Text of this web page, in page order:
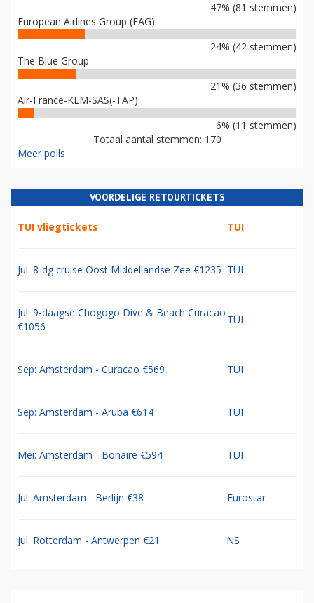
47% (81 stemmen)
European Airlines Group (EAG)
24% (42 stemmen)
The Blue Group
21% (36 stemmen)
Air-France-KLM-SAS(-TAP)
6% (11 stemmen)
Totaal aantal stemmen: 170
Meer polls
VOORDELIGE RETOURTICKETS
TUI vliegtickets TUI
Jul: 8-dg cruise Oost Middellandse Zee €1235 TUI
Jul: 9-daagse Chogogo Dive & Beach Curacao
€1056
TUI
Sep: Amsterdam - Curacao €569 TUI
Sep: Amsterdam - Aruba €614 TUI
Mei: Amsterdam - Bonaire €594 TUI
Jul: Amsterdam - Berlijn €38 Eurostar
Jul: Rotterdam - Antwerpen €21 NS